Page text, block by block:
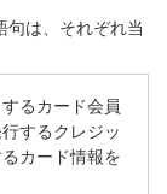
句は、それぞれ当
るカード会員
するクレジッ
カード情報を